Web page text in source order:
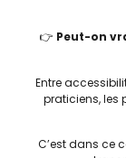
👉 Peut-on
Entre
praticiens, les
C’est dans ce